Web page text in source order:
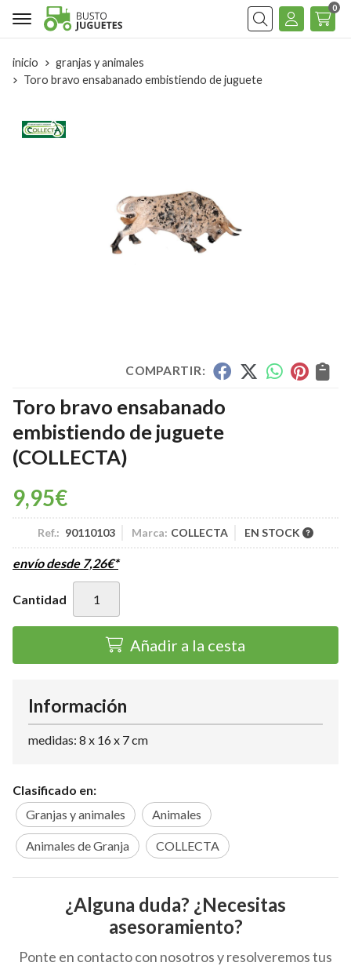
Buscar
0
inicio
granjas y animales
Toro bravo ensabanado embistiendo de juguete
COMPARTIR:
Toro bravo ensabanado
embistiendo de juguete
(COLLECTA)
9,95€
Ref.: 90110103 Marca: COLLECTA EN STOCK
envío desde 7,26€*
Cantidad
Añadir a la cesta
Información
medidas: 8 x 16 x 7 cm
Clasificado en:
Granjas y animales
Animales
Animales de Granja COLLECTA
¿Alguna duda? ¿Necesitas
asesoramiento?
Ponte en contacto con nosotros y resolveremos tus